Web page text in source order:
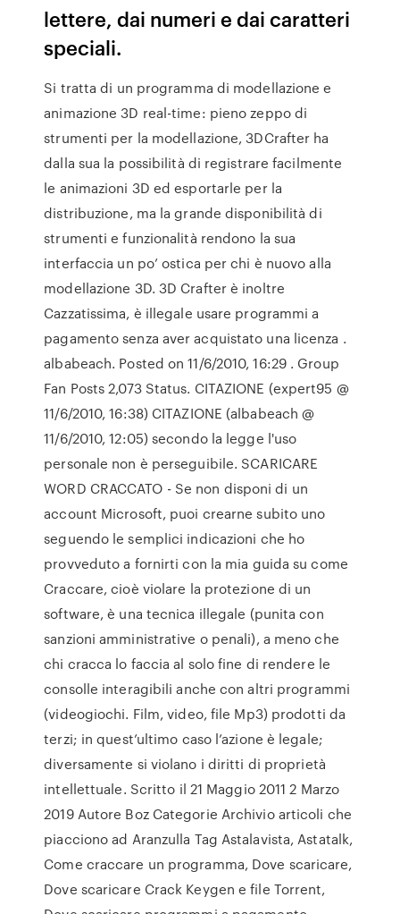
lettere, dai numeri e dai caratteri
speciali.
Si tratta di un programma di modellazione e
animazione 3D real-time: pieno zeppo di
strumenti per la modellazione, 3DCrafter ha
dalla sua la possibilità di registrare facilmente
le animazioni 3D ed esportarle per la
distribuzione, ma la grande disponibilità di
strumenti e funzionalità rendono la sua
interfaccia un po’ ostica per chi è nuovo alla
modellazione 3D. 3D Crafter è inoltre
Cazzatissima, è illegale usare programmi a
pagamento senza aver acquistato una licenza .
albabeach. Posted on 11/6/2010, 16:29 . Group
Fan Posts 2,073 Status. CITAZIONE (expert95 @
11/6/2010, 16:38) CITAZIONE (albabeach @
11/6/2010, 12:05) secondo la legge l'uso
personale non è perseguibile. SCARICARE
WORD CRACCATO - Se non disponi di un
account Microsoft, puoi crearne subito uno
seguendo le semplici indicazioni che ho
provveduto a fornirti con la mia guida su come
Craccare, cioè violare la protezione di un
software, è una tecnica illegale (punita con
sanzioni amministrative o penali), a meno che
chi cracca lo faccia al solo fine di rendere le
consolle interagibili anche con altri programmi
(videogiochi. Film, video, file Mp3) prodotti da
terzi; in quest’ultimo caso l’azione è legale;
diversamente si violano i diritti di proprietà
intellettuale. Scritto il 21 Maggio 2011 2 Marzo
2019 Autore Boz Categorie Archivio articoli che
piacciono ad Aranzulla Tag Astalavista, Astatalk,
Come craccare un programma, Dove scaricare,
Dove scaricare Crack Keygen e file Torrent,